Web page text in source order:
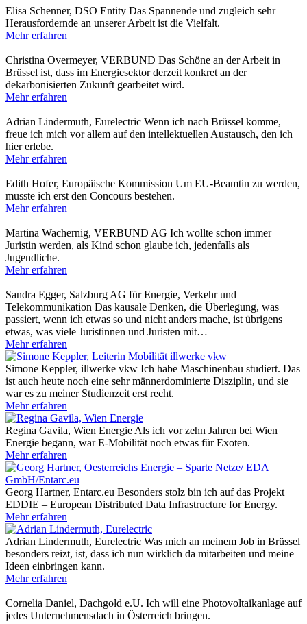
Elisa Schenner, DSO Entity Das Spannende und zugleich sehr
Herausfordernde an unserer Arbeit ist die Vielfalt.
Mehr erfahren
Christina Overmeyer, VERBUND Das Schöne an der Arbeit in
Brüssel ist, dass im Energiesektor derzeit konkret an der
dekarbonisierten Zukunft gearbeitet wird.
Mehr erfahren
Adrian Lindermuth, Eurelectric Wenn ich nach Brüssel komme,
freue ich mich vor allem auf den intellektuellen Austausch, den ich
hier erlebe.
Mehr erfahren
Edith Hofer, Europäische Kommission Um EU-Beamtin zu werden,
musste ich erst den Concours bestehen.
Mehr erfahren
Martina Wachernig, VERBUND AG Ich wollte schon immer
Juristin werden, als Kind schon glaube ich, jedenfalls als
Jugendliche.
Mehr erfahren
Sandra Egger, Salzburg AG für Energie, Verkehr und
Telekommunikation Das kausale Denken, die Überlegung, was
passiert, wenn ich etwas so und nicht anders mache, ist übrigens
etwas, was viele Juristinnen und Juristen mit…
Mehr erfahren
Simone Keppler, illwerke vkw Ich habe Maschinenbau studiert. Das
ist auch heute noch eine sehr männerdominierte Disziplin, und sie
war es zu meiner Studienzeit erst recht.
Mehr erfahren
Regina Gavila, Wien Energie Als ich vor zehn Jahren bei Wien
Energie begann, war E-Mobilität noch etwas für Exoten.
Mehr erfahren
Georg Hartner, Entarc.eu Besonders stolz bin ich auf das Projekt
EDDIE – European Distributed Data Infrastructure for Energy.
Mehr erfahren
Adrian Lindermuth, Eurelectric Was mich an meinem Job in Brüssel
besonders reizt, ist, dass ich nun wirklich da mitarbeiten und meine
Ideen einbringen kann.
Mehr erfahren
Cornelia Daniel, Dachgold e.U. Ich will eine Photovoltaikanlage auf
jedes Unternehmensdach in Österreich bringen.